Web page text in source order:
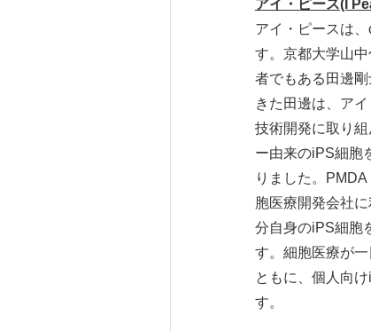
アイ・ピース(I
アイ・ピースは
す。京都大学山
者でもある田邊
きた田邊は、ア
技術開発に取り
ー由来のiPS細胞
りました。
胞医療開発会社
分自身のiPS細胞
す。細胞医療が
ともに、個人向
す。